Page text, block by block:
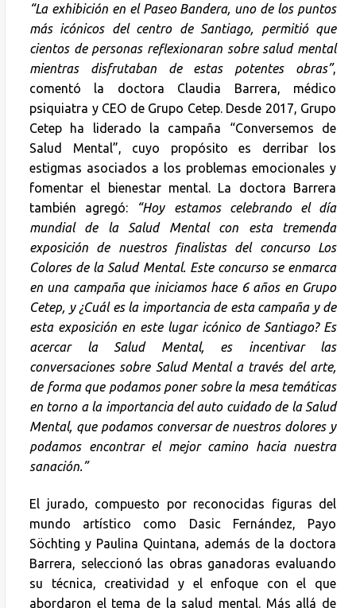
“La exhibición en el Paseo Bandera, uno de los puntos
más icónicos del centro de Santiago, permitió que
cientos de personas reflexionaran sobre salud mental
mientras disfrutaban de estas potentes obras”,
comentó la doctora Claudia Barrera, médico
psiquiatra y CEO de Grupo Cetep. Desde 2017, Grupo
Cetep ha liderado la campaña “Conversemos de
Salud Mental”, cuyo propósito es derribar los
estigmas asociados a los problemas emocionales y
fomentar el bienestar mental. La doctora Barrera
también agregó:
“Hoy estamos celebrando el día
mundial de la Salud Mental con esta tremenda
exposición de nuestros finalistas del concurso Los
Colores de la Salud Mental. Este concurso se enmarca
en una campaña que iniciamos hace 6 años en Grupo
Cetep, y ¿Cuál es la importancia de esta campaña y de
esta exposición en este lugar icónico de Santiago? Es
acercar la Salud Mental, es incentivar las
conversaciones sobre Salud Mental a través del arte,
de forma que podamos poner sobre la mesa temáticas
en torno a la importancia del auto cuidado de la Salud
Mental, que podamos conversar de nuestros dolores y
podamos encontrar el mejor camino hacia nuestra
sanación.”
El jurado, compuesto por reconocidas figuras del
mundo artístico como Dasic Fernández, Payo
Söchting y Paulina Quintana, además de la doctora
Barrera, seleccionó las obras ganadoras evaluando
su técnica, creatividad y el enfoque con el que
abordaron el tema de la salud mental. Más allá de